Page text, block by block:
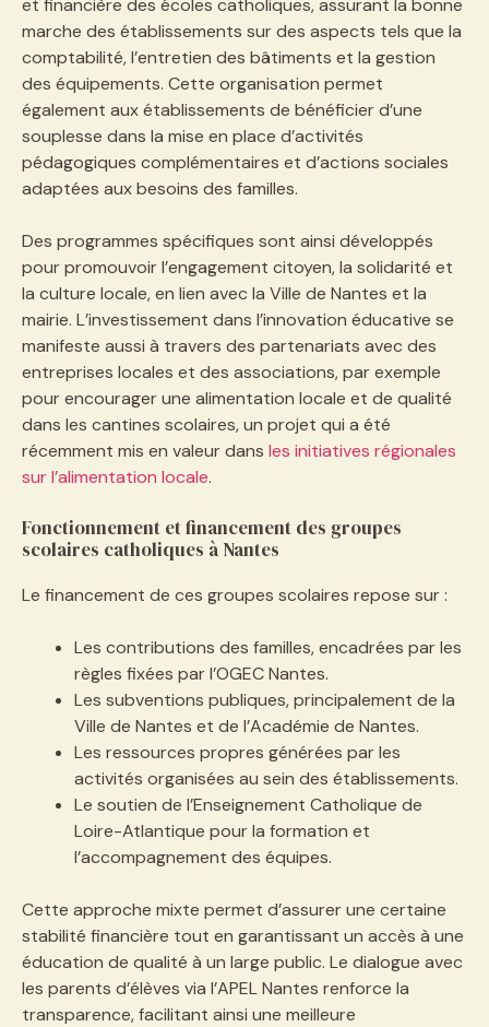
et financière des écoles catholiques, assurant la bonne
marche des établissements sur des aspects tels que la
comptabilité, l’entretien des bâtiments et la gestion
des équipements. Cette organisation permet
également aux établissements de bénéficier d’une
souplesse dans la mise en place d’activités
pédagogiques complémentaires et d’actions sociales
adaptées aux besoins des familles.
Des programmes spécifiques sont ainsi développés
pour promouvoir l’engagement citoyen, la solidarité et
la culture locale, en lien avec la Ville de Nantes et la
mairie. L’investissement dans l’innovation éducative se
manifeste aussi à travers des partenariats avec des
entreprises locales et des associations, par exemple
pour encourager une alimentation locale et de qualité
dans les cantines scolaires, un projet qui a été
récemment mis en valeur dans les initiatives régionales
sur l’alimentation locale.
Fonctionnement et financement des groupes
scolaires catholiques à Nantes
Le financement de ces groupes scolaires repose sur :
Les contributions des familles, encadrées par les
règles fixées par l’OGEC Nantes.
Les subventions publiques, principalement de la
Ville de Nantes et de l’Académie de Nantes.
Les ressources propres générées par les
activités organisées au sein des établissements.
Le soutien de l’Enseignement Catholique de
Loire-Atlantique pour la formation et
l’accompagnement des équipes.
Cette approche mixte permet d’assurer une certaine
stabilité financière tout en garantissant un accès à une
éducation de qualité à un large public. Le dialogue avec
les parents d’élèves via l’APEL Nantes renforce la
transparence, facilitant ainsi une meilleure